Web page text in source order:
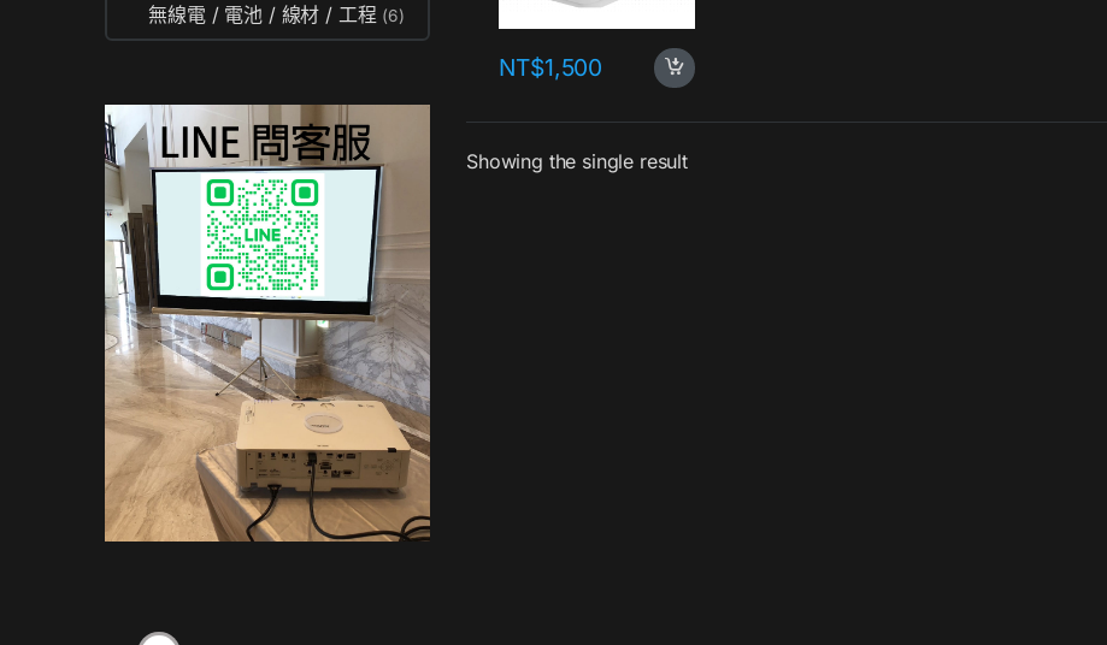
NT$1,500
Showing the single result
無線電 / 電池 / 線材 / 工程 (6)